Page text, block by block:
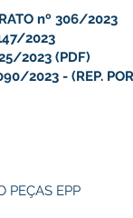
nº 306/2023
2023
2023 (PDF)
2023 - (REP.
PEÇAS EPP